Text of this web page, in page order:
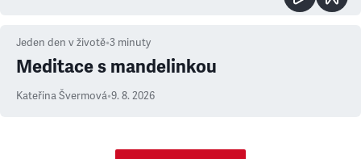
Jeden den v životě•3 minuty
Meditace s mandelinkou
Kateřina Švermová•9. 8. 2026